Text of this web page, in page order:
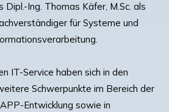
Dipl.-Ing. Thomas Käfer, M.Sc. als
für Systeme und
IT-Service haben sich in den
Schwerpunkte im Bereich der
Entwicklung sowie in